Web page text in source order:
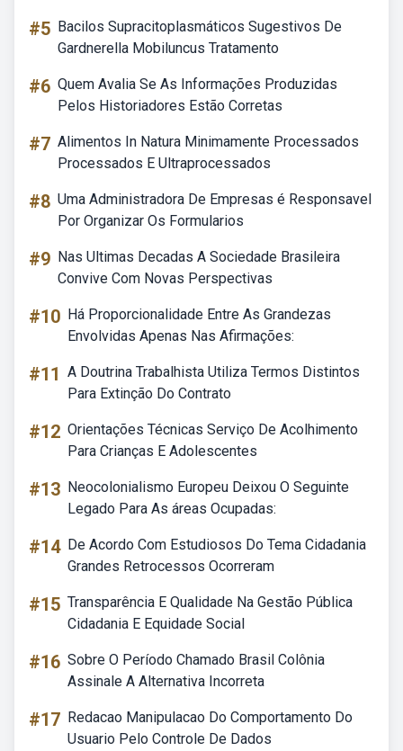
#5 Bacilos Supracitoplasmáticos Sugestivos De
Gardnerella Mobiluncus Tratamento
#6 Quem Avalia Se As Informações Produzidas
Pelos Historiadores Estão Corretas
#7 Alimentos In Natura Minimamente Processados
Processados E Ultraprocessados
#8 Uma Administradora De Empresas é Responsavel
Por Organizar Os Formularios
#9 Nas Ultimas Decadas A Sociedade Brasileira
Convive Com Novas Perspectivas
#10 Há Proporcionalidade Entre As Grandezas
Envolvidas Apenas Nas Afirmações:
#11 A Doutrina Trabalhista Utiliza Termos Distintos
Para Extinção Do Contrato
#12 Orientações Técnicas Serviço De Acolhimento
Para Crianças E Adolescentes
#13 Neocolonialismo Europeu Deixou O Seguinte
Legado Para As áreas Ocupadas:
#14 De Acordo Com Estudiosos Do Tema Cidadania
Grandes Retrocessos Ocorreram
#15 Transparência E Qualidade Na Gestão Pública
Cidadania E Equidade Social
#16 Sobre O Período Chamado Brasil Colônia
Assinale A Alternativa Incorreta
#17 Redacao Manipulacao Do Comportamento Do
Usuario Pelo Controle De Dados